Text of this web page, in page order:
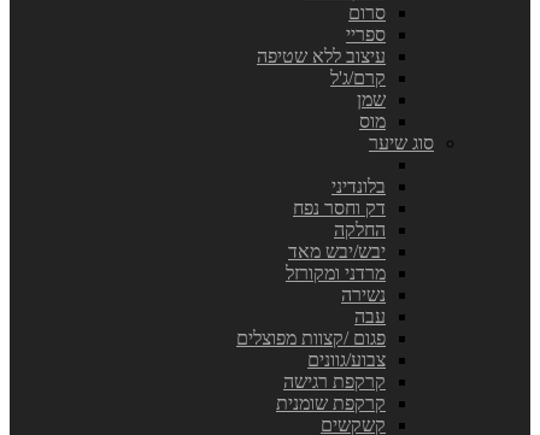
סרום
ספריי
עיצוב ללא שטיפה
קרם/ג'ל
שמן
מוס
סוג שיער
בלונדיני
דק וחסר נפח
החלקה
יבש/יבש מאד
מרדני ומקורזל
נשירה
עבה
פגום /קצוות מפוצלים
צבוע/גוונים
קרקפת רגישה
קרקפת שומנית
קשקשים